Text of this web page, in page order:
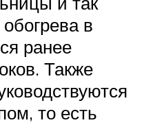
в
ранее
Также
то есть